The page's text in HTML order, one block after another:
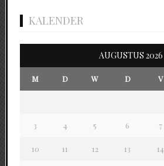
KALENDER
AUGUSTUS 2026
M D W D V
3 4 5 6 7
10 11 12 13 14